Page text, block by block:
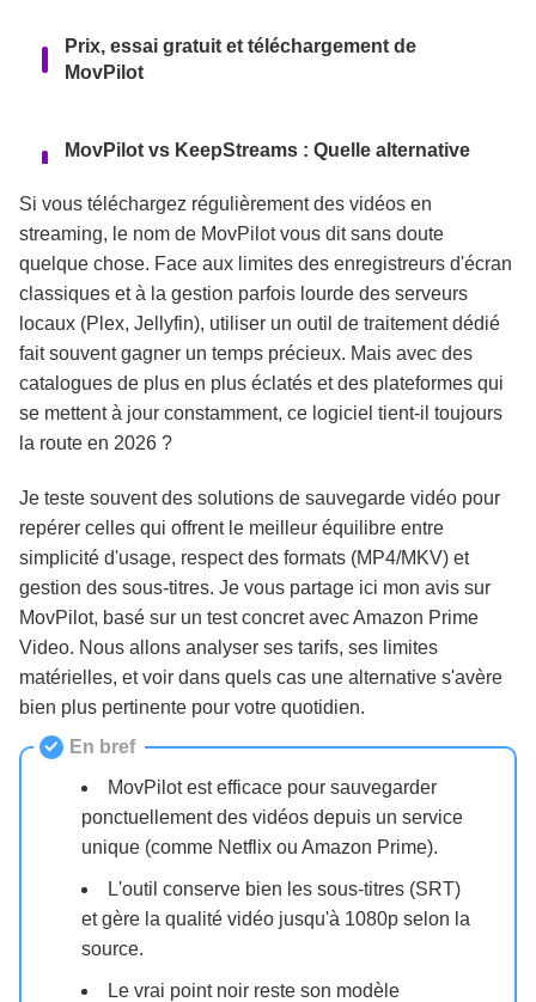
Prix, essai gratuit et téléchargement de
MovPilot
MovPilot vs KeepStreams : Quelle alternative
Questions fréquentes
Conclusion et recommandation
Si vous téléchargez régulièrement des vidéos en
streaming, le nom de MovPilot vous dit sans doute
quelque chose. Face aux limites des enregistreurs d'écran
classiques et à la gestion parfois lourde des serveurs
locaux (Plex, Jellyfin), utiliser un outil de traitement dédié
fait souvent gagner un temps précieux. Mais avec des
catalogues de plus en plus éclatés et des plateformes qui
se mettent à jour constamment, ce logiciel tient-il toujours
la route en 2026 ?
Je teste souvent des solutions de sauvegarde vidéo pour
repérer celles qui offrent le meilleur équilibre entre
simplicité d'usage, respect des formats (MP4/MKV) et
gestion des sous-titres. Je vous partage ici mon avis sur
MovPilot, basé sur un test concret avec Amazon Prime
Video. Nous allons analyser ses tarifs, ses limites
matérielles, et voir dans quels cas une alternative s'avère
bien plus pertinente pour votre quotidien.
En bref
MovPilot est efficace pour sauvegarder
ponctuellement des vidéos depuis un service
unique (comme Netflix ou Amazon Prime).
L'outil conserve bien les sous-titres (SRT)
et gère la qualité vidéo jusqu'à 1080p selon la
source.
Le vrai point noir reste son modèle